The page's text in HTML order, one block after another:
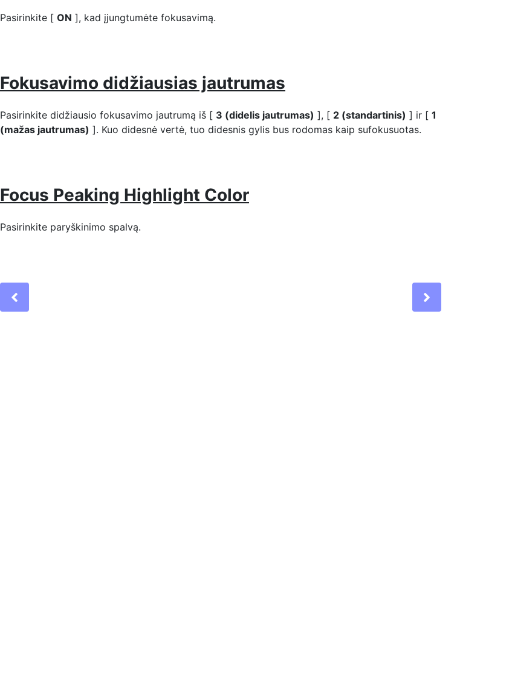
Pasirinkite [ ON ], kad įjungtumėte fokusavimą.
Fokusavimo didžiausias jautrumas
Pasirinkite didžiausio fokusavimo jautrumą iš [ 3 (didelis jautrumas) ], [ 2 (standartinis) ] ir [ 1
(mažas jautrumas) ]. Kuo didesnė vertė, tuo didesnis gylis bus rodomas kaip sufokusuotas.
Focus Peaking Highlight Color
Pasirinkite paryškinimo spalvą.